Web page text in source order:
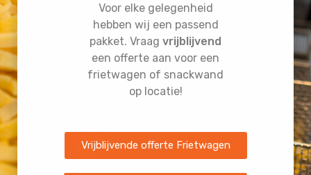
Voor elke gelegenheid
hebben wij een passend
pakket. Vraag vrijblijvend
een offerte aan voor een
frietwagen of snackwand
op locatie!
Vrijblijvende offerte Frietwagen